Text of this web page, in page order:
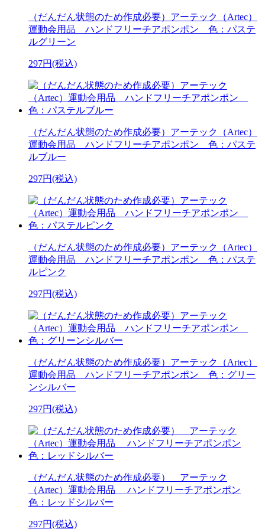
（だんだん状態のため作成必要）アーテック（Artec）
運動会用品 ハンドフリーチアポンポン 色：パステ
ルグリーン
297円(税込)
（だんだん状態のため作成必要）アーテック（Artec）
運動会用品 ハンドフリーチアポンポン 色：パステ
ルブルー
297円(税込)
（だんだん状態のため作成必要）アーテック（Artec）
運動会用品 ハンドフリーチアポンポン 色：パステ
ルピンク
297円(税込)
（だんだん状態のため作成必要）アーテック（Artec）
運動会用品 ハンドフリーチアポンポン 色：グリー
ンシルバー
297円(税込)
（だんだん状態のため作成必要） アーテック
（Artec）運動会用品 ハンドフリーチアポンポン
色：レッドシルバー
297円(税込)